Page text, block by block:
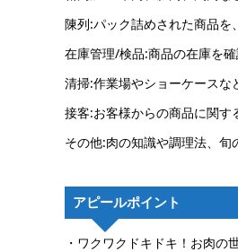
陳列:パック詰めされた商品を
在庫管理/検品:商品の在庫を
清掃:作業場やショーケースな
接客:お客様からの商品に関す
その他:肉の知識や調理法、旬
アピールポイント
・ワクワクドキドキ！お肉の